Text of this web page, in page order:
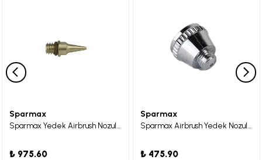
Sparmax
Sparmax Yedek Airbrush Nozulu DH-101
₺ 975.60
Sparmax
Sparmax Airbrush Yedek Nozul Başlığı SP-575
₺ 475.90